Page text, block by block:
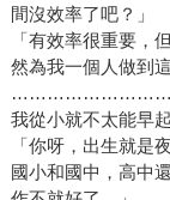
間沒效率了吧？」
「有效率很重要，
然為我一個人做到
我從小就不太能早
「你呀，出生就是
國小和國中，高中